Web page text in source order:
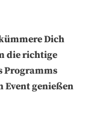
Dich
die richtige
Programms
Event genießen